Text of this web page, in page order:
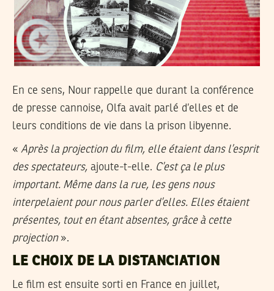
En ce sens, Nour rappelle que durant la conférence
de presse cannoise, Olfa avait parlé d’elles et de
leurs conditions de vie dans la prison libyenne.
« Après la projection du film, elle étaient dans l’esprit
des spectateurs, ajoute-t-elle. C’est ça le plus
important. Même dans la rue, les gens nous
interpelaient pour nous parler d’elles. Elles étaient
présentes, tout en étant absentes, grâce à cette
projection».
LE CHOIX DE LA DISTANCIATION
Le film est ensuite sorti en France en juillet,